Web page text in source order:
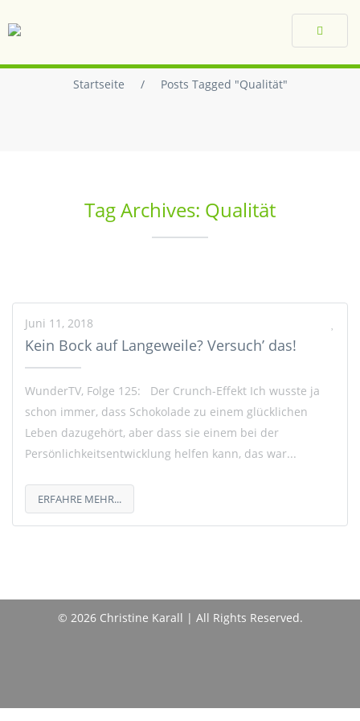
Toggle
Startseite / Posts Tagged "Qualität"
Tag Archives: Qualität
Juni 11, 2018
Kein Bock auf Langeweile? Versuch’ das!
WunderTV, Folge 125: Der Crunch-Effekt Ich wusste ja
schon immer, dass Schokolade zu einem glücklichen
Leben dazugehört, aber dass sie einem bei der
Persönlichkeitsentwicklung helfen kann, das war...
ERFAHRE MEHR...
© 2026 Christine Karall | All Rights Reserved.